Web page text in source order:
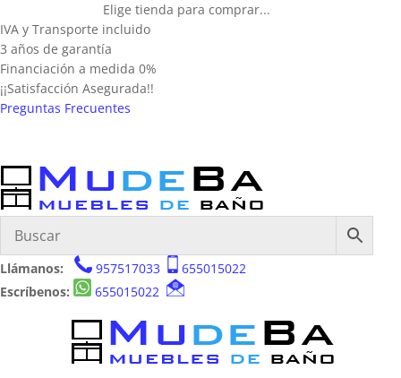
Elige tienda para comprar...
IVA y Transporte incluido
3 años de garantía
Financiación a medida 0%
¡¡Satisfacción Asegurada!!
Preguntas Frecuentes
Llámanos: 957517033
655015022
Escríbenos:
655015022